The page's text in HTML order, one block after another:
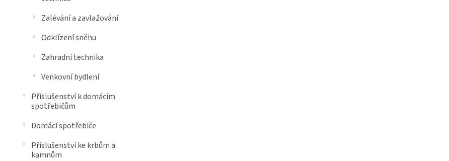
Zalévání a zavlažování
Odklízení sněhu
Zahradní technika
Venkovní bydlení
Příslušenství k domácím
spotřebičům
Domácí spotřebiče
Příslušenství ke krbům a
kamnům